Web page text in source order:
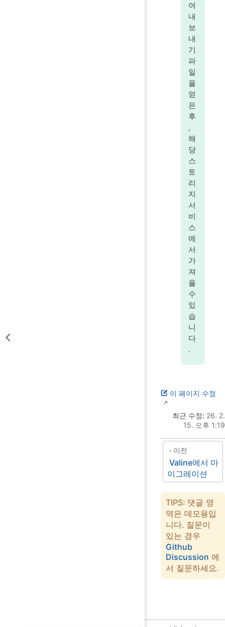
여
내
보
내
기
파
일
을
얻
은
후
,
해
당
스
토
리
지
서
비
스
에
서
가
져
올
수
있
습
니
다
.
이 페이지 수정
최근 수정: 26. 2.
15. 오후 1:19
이전
Valine에서 마
이그레이션
TIPS: 댓글 영
역은 데모용입
니다. 질문이
있는 경우
Github
Discussion 에
서 질문하세요.